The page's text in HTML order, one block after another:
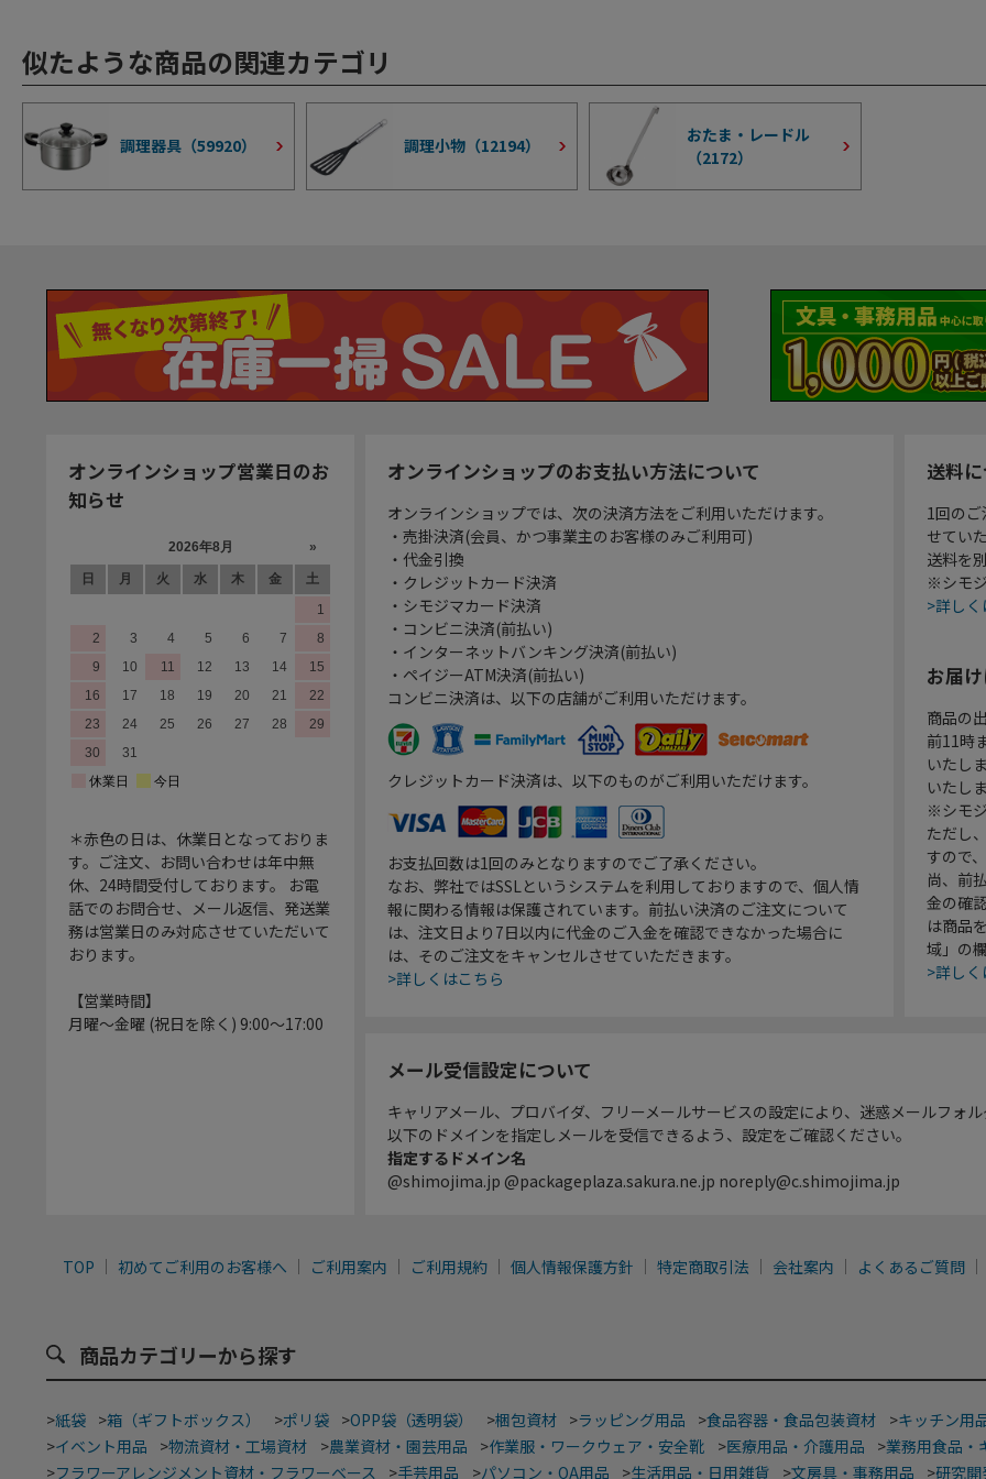
似たような商品の関連カテゴリ
調理器具（59920） 調理小物（12194）
おたま・レードル
（2172）
オンラインショップ営業日のお
知らせ
＊赤色の日は、休業日となっておりま
す。ご注文、お問い合わせは年中無
休、24時間受付しております。 お電
話でのお問合せ、メール返信、発送業
務は営業日のみ対応させていただいて
おります。
【営業時間】
月曜～金曜 (祝日を除く) 9:00～17:00
オンラインショップのお支払い方法について
オンラインショップでは、次の決済方法をご利用いただけます。
・売掛決済(会員、かつ事業主のお客様のみご利用可)
・代金引換
・クレジットカード決済
・シモジマカード決済
・コンビニ決済(前払い)
・インターネットバンキング決済(前払い)
・ペイジーATM決済(前払い)
コンビニ決済は、以下の店舗がご利用いただけます。
クレジットカード決済は、以下のものがご利用いただけます。
お支払回数は1回のみとなりますのでご了承ください。
なお、弊社ではSSLというシステムを利用しておりますので、個人情
報に関わる情報は保護されています。前払い決済のご注文について
は、注文日より7日以内に代金のご入金を確認できなかった場合に
は、そのご注文をキャンセルさせていただきます。
>詳しくはこちら
送料
1回の
せてい
送料を
※シモ
>詳し
お届
商品の
前11時
いたし
いたし
※シモ
ただし
すので
尚、前
金の確
は商品
域」の
>詳し
メール受信設定について
キャリアメール、プロバイダ、フリーメールサービスの設定により、迷惑メールフォ
以下のドメインを指定しメールを受信できるよう、設定をご確認ください。
指定するドメイン名
@shimojima.jp @packageplaza.sakura.ne.jp noreply@c.shimojima.jp
TOP 初めてご利用のお客様へ ご利用案内 ご利用規約 個人情報保護方針 特定商取引法 会社案内 よくあるご質問
商品カテゴリーから探す
>紙袋 >箱（ギフトボックス） >ポリ袋 >OPP袋（透明袋） >梱包資材 >ラッピング用品 >食品容器・食品包装資材 >キッチン用
>イベント用品 >物流資材・工場資材 >農業資材・園芸用品 >作業服・ワークウェア・安全靴 >医療用品・介護用品 >業務用食品・
>フラワーアレンジメント資材・フラワーベース >手芸用品 >パソコン・OA用品 >生活用品・日用雑貨 >文房具・事務用品 >研究開